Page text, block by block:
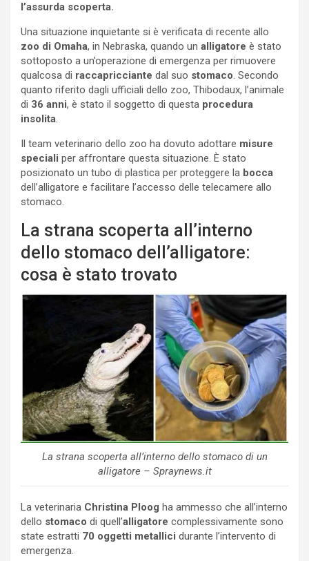
l’assurda scoperta.
Una situazione inquietante si è verificata di recente allo
zoo di Omaha, in Nebraska, quando un alligatore è stato
sottoposto a un’operazione di emergenza per rimuovere
qualcosa di raccapricciante dal suo stomaco. Secondo
quanto riferito dagli ufficiali dello zoo, Thibodaux, l’animale
di 36 anni, è stato il soggetto di questa procedura
insolita.
Il team veterinario dello zoo ha dovuto adottare misure
speciali per affrontare questa situazione. È stato
posizionato un tubo di plastica per proteggere la bocca
dell’alligatore e facilitare l’accesso delle telecamere allo
stomaco.
La strana scoperta all’interno
dello stomaco dell’alligatore:
cosa è stato trovato
La strana scoperta all’interno dello stomaco di un
alligatore – Spraynews.it
La veterinaria Christina Ploog ha ammesso che all’interno
dello stomaco di quell’alligatore complessivamente sono
state estratti 70 oggetti metallici durante l’intervento di
emergenza.